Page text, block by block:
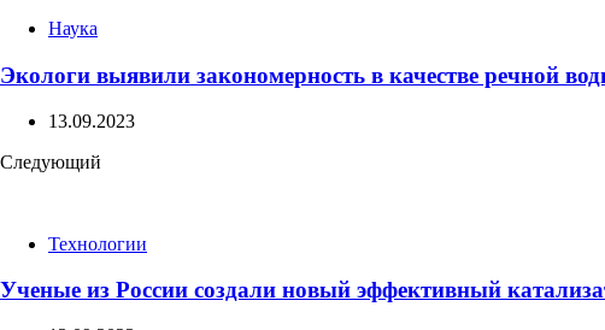
Наука
Экологи выявили закономерность в качестве речной
13.09.2023
Следующий
Технологии
Ученые из России создали новый эффективный